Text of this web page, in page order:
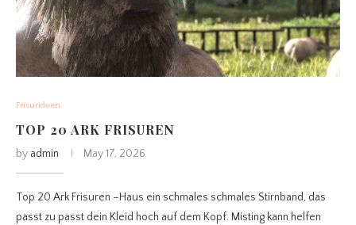
Frisurideen
TOP 20 ARK FRISUREN
by admin May 17, 2026
Top 20 Ark Frisuren –Haus ein schmales schmales Stirnband, das
passt zu passt dein Kleid hoch auf dem Kopf. Misting kann helfen